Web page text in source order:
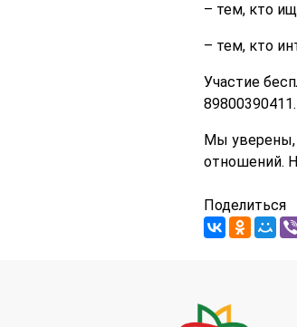
– тем, кто
– тем, кто
Участие
89800390411.
Мы уверены,
отношений.
Поделиться